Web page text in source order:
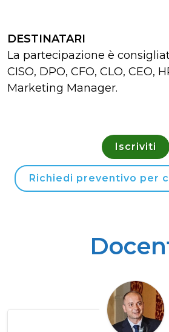
DESTINATARI
La partecipazione è
CISO, DPO, CFO, CLO, CEO,
Marketing Manager.
Iscriviti
Richiedi preventivo per